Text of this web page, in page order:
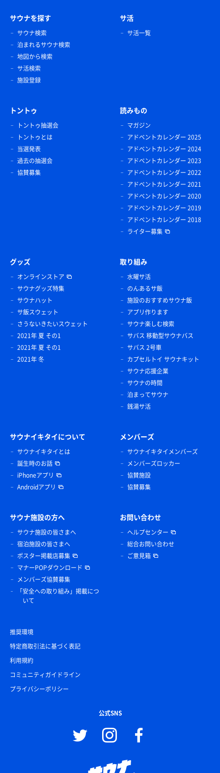
サウナを探す
サウナ検索
泊まれるサウナ検索
地図から検索
サ活検索
施設登録
サ活
サ活一覧
トントゥ
トントゥ抽選会
トントゥとは
当選発表
過去の抽選会
協賛募集
読みもの
マガジン
アドベントカレンダー 2025
アドベントカレンダー 2024
アドベントカレンダー 2023
アドベントカレンダー 2022
アドベントカレンダー 2021
アドベントカレンダー 2020
アドベントカレンダー 2019
アドベントカレンダー 2018
ライター募集
グッズ
オンラインストア
サウナグッズ特集
サウナハット
サ飯スウェット
さうないきたいスウェット
2021年 夏 その1
2021年 夏 その1
2021年 冬
取り組み
水曜サ活
のんあるサ飯
施設のおすすめサウナ飯
アプリ作ります
サウナ楽しむ検索
サバス 移動型サウナバス
サバス 2号車
カプセルトイ サウナキット
サウナ応援企業
サウナの時間
泊まってサウナ
銭湯サ活
サウナイキタイについて
サウナイキタイとは
誕生時のお話
iPhoneアプリ
Androidアプリ
メンバーズ
サウナイキタイメンバーズ
メンバーズロッカー
協賛施設
協賛募集
サウナ施設の方へ
サウナ施設の皆さまへ
宿泊施設の皆さまへ
ポスター掲載店募集
マナーPOPダウンロード
メンバーズ協賛募集
「安全への取り組み」掲載につ
いて
お問い合わせ
ヘルプセンター
総合お問い合わせ
ご意見箱
推奨環境
特定商取引法に基づく表記
利用規約
コミュニティガイドライン
プライバシーポリシー
公式SNS